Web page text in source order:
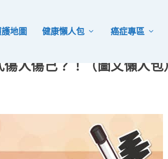
地圖 健康懶人包 癌症專區
人傷己？！（圖文懶人包